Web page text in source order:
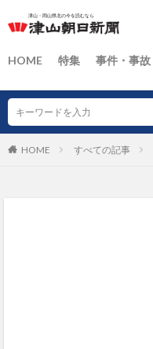
HOME 特集 事件・事故
HOME すべての記事